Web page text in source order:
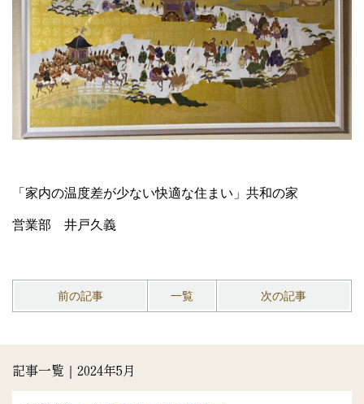
「家内の温度差が少ない快適な住まい」共和の家
営業部 井戸久義
前の記事 一覧 次の記事
記事一覧｜2024年5月